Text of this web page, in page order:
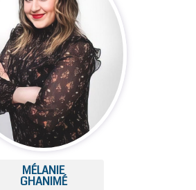
MÉLANIE
GHANIMÉ